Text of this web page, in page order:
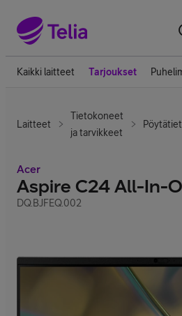
Kaikki laitteet Tarjoukset
Laitteet
Tietokoneet
ja tarvikkeet
Acer
Aspire C24 All-In-
DQ.BJFEQ.002